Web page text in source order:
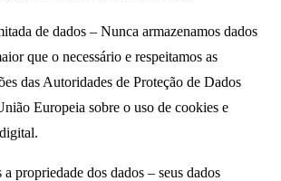
de dados – Nunca armazenamos dados
que o necessário e respeitamos as
das Autoridades de Proteção de Dados
Europeia sobre o uso de cookies e
a propriedade dos dados – seus dados